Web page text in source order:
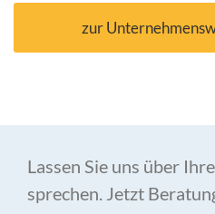
zur
Lassen Sie uns über
sprechen. Jetzt